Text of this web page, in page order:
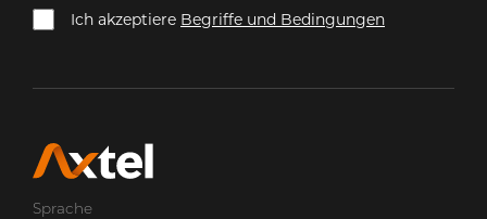
Ich akzeptiere Begriffe und Bedingungen
Sprache